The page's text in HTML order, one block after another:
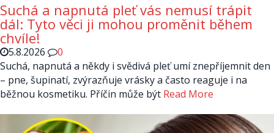
Suchá a napnutá pleť vás nemusí trápit
dál: Tyto věci ji mohou proměnit během
chvíle!
5.8.2026
0
Suchá, napnutá a někdy i svědivá pleť umí znepříjemnit den
– pne, šupinatí, zvýrazňuje vrásky a často reaguje i na
běžnou kosmetiku. Příčin může být Read More